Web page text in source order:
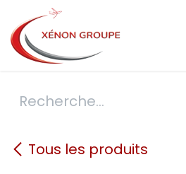
Se rendre au contenu
Tous les produits